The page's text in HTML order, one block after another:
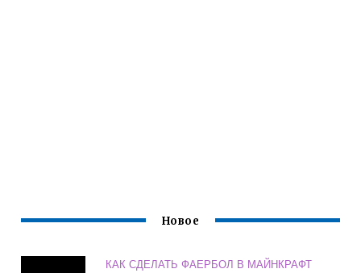
Новое
КАК СДЕЛАТЬ ФАЕРБОЛ В МАЙНКРАФТ